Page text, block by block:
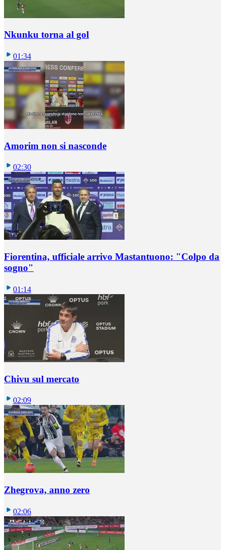
Nkunku torna al gol
01:34
Amorim non si nasconde
02:30
Fiorentina, ufficiale arrivo Mastantuono: "Colpo da
sogno"
01:14
Chivu sul mercato
02:09
Zhegrova, anno zero
02:06